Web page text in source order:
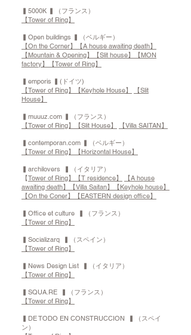
▍5000K ▍（フランス）
【Tower of Ring】
▍Open buildings ▍（ベルギー）
【On the Corner】
【A house awaiting death】
【Mountain & Opening】
【Slit house】
【MON
factory】
【Tower of Ring】
▍emporis ▍(ドイツ)
【Tower of Ring】
【Keyhole House】
【Slit
House】
▍muuuz.com ▍（フランス）
【Tower of Ring】
【Slit House】 【Villa SAITAN】
▍contemporan.com ▍（ベルギー）
【Tower of Ring】
【Horizontal House】
▍archilovers ▍（イタリア）
【Tower of Ring】 【T residence】
【A house
awaiting death】
【Villa Saitan】
【Keyhole house】
【On the Coner】
【EASTERN design office】
▍Office et culture ▍（フランス）
【Tower of Ring】
▍Socializarq ▍（スペイン）
【Tower of Ring】
▍News Design List ▍（イタリア）
【Tower of Ring】
▍SQUA.RE ▍（フランス）
【Tower of Ring】
▍DE TODO EN CONSTRUCCION ▍（スペイ
ン）